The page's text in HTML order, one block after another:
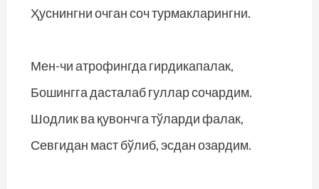
Ҳуснингни очган соч турмакларингни.
Мен-чи атрофингда гирдикапалак,
Бошингга дасталаб гуллар сочардим.
Шодлик ва қувончга тўларди фалак,
Севгидан маст бўлиб, эсдан озардим.